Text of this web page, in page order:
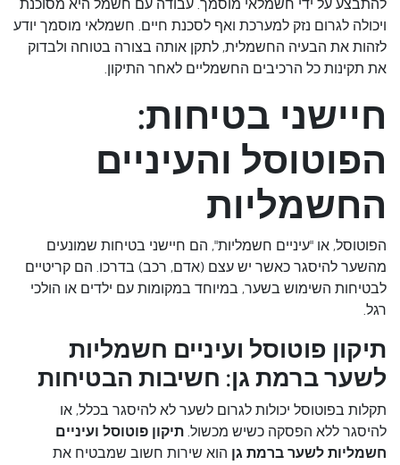
להתבצע על ידי חשמלאי מוסמך. עבודה עם חשמל היא מסוכנת
ויכולה לגרום נזק למערכת ואף לסכנת חיים. חשמלאי מוסמך יודע
לזהות את הבעיה החשמלית, לתקן אותה בצורה בטוחה ולבדוק
את תקינות כל הרכיבים החשמליים לאחר התיקון.
חיישני בטיחות:
הפוטוסל והעיניים
החשמליות
הפוטוסל, או "עיניים חשמליות", הם חיישני בטיחות שמונעים
מהשער להיסגר כאשר יש עצם (אדם, רכב) בדרכו. הם קריטיים
לבטיחות השימוש בשער, במיוחד במקומות עם ילדים או הולכי
רגל.
תיקון פוטוסל ועיניים חשמליות
לשער ברמת גן: חשיבות הבטיחות
תקלות בפוטוסל יכולות לגרום לשער לא להיסגר בכלל, או
להיסגר ללא הפסקה כשיש מכשול. תיקון פוטוסל ועיניים
חשמליות לשער ברמת גן הוא שירות חשוב שמבטיח את